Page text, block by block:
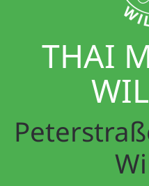
THAI